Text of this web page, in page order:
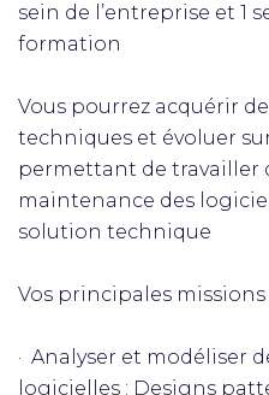
sein de l’entreprise et 1
formation
Vous pourrez acquérir
techniques et évoluer
permettant de travailler
maintenance des
solution technique
Vos principales missions
· Analyser et modéliser
logicielles : Designs